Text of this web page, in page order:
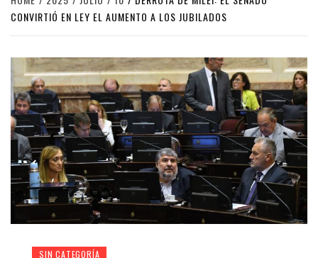
CONVIRTIÓ EN LEY EL AUMENTO A LOS JUBILADOS
SIN CATEGORÍA